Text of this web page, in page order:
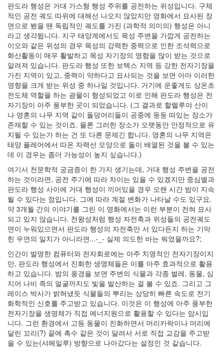
판도라 행성은 거대 가스형 행성 주위를 공전하는 위성입니다. 구체
적인 공전 궤도 따위에 대해선 나오지 않았지만 영화에서 묘사된 장
면으로 봤을 땐 독립적인 궤도를 가진 (과학적 의미의) 행성은 아니
라고 생각됩니다. 지구 태양계에서도 목성 주변을 가깝게 공전하는
이오와 같은 위성의 경우 목성의 강력한 중력으로 인한 조석력으로
화산활동이 매우 활발하고 목성 자기장의 영향을 많이 받는 것으로
알려져 있습니다. 판도라 행성 또한 보텍스 지역 등 강한 전자기장을
가진 지역이 있고, 중력이 약하다고 묘사되는 것을 보면 아마 이러한
영향을 크게 받는 위성 중 하나일 것입니다. 거기에 운좋게도 상온초
전도체 역할을 하는 광물이 형성되었고 이로 인해 판도라 행성은 전
자기장이 아주 풍부한 곳이 되었습니다. (그 결과로 할렐루야 산이
나 영혼의 나무 지역 같이 돌덩어리들이 공중에 둥둥 떠있는 장소가
존재할 수 있는 것이죠. 물론 그러한 장소가 오랫동안 안정적으로 유
지될 수 있는가 하는 건 또 다른 문제긴 합니다. 영혼의 나무 지역은
태양 플레어에서 따온 자력선 모양으로 돌이 배열된 것을 볼 수 있는
데 이 경우는 좀더 가능성이 높지 싶습니다.)
여기서 천문학적 궁금증이 한 가지 생기는데, 거대 행성 주변을 공전
하는 것이라면, 공전 주기에 따라 차이는 있을 수 있겠지만 중심별과
판도라 행성 사이에 거대 행성이 끼어있을 경우 오랜 시간 밤이 지속
될 수 있다는 점입니다. 그에 따라 계절 변화가 나타날 수도 있구요.
약 3개월 간의 이야기를 그린 이 영화에서는 이런 부분이 전혀 묘사
되고 있지 않습니다. 천왕성처럼 행성 자전축과 위성들의 공전궤도
면이 누워있으면서 판도라 행성의 자전축만 서 있다든지 하는 기막
힌 우연의 일치가 아니라면...-_- 실제 의도한 바는 뭐였을까요?;
인간이 발명한 컴퓨터와 전자회로에는 아주 치명적인 전자기장이지
만, 판도라 행성에서 진화한 생명체들은 이를 아주 효과적으로 활용
하고 있습니다. 밤의 풍경을 보면 주변의 식물과 각종 벌레, 동물, 심
지어 나비 족의 얼굴까지도 빛을 발산하는 걸 볼 수 있죠. 그리고 그
레이스 박사가 밝혀냈듯 식물들의 뿌리는 상당히 빠른 속도로 전기
화학적인 신호를 주고받고 있습니다. 이것은 이 행성에 아주 풍부한
전자기장을 생명체가 직접 에너지원으로 활용할 수 있다는 암시입
니다. 그런 환경에서 고등 동물이 진화하면서 머리카락이나 머리에
달린 꼬리(?) 끝에 촉수 같은 것이 달려서 서로 직접 교감을 주고받
을 수 있는(샤헤일루) 방향으로 나아갔다는 설정인 것 같습니다.
시
간
GUI
idea
웹
로
그
칼
루
아
정
하
업
그
레
드
프
레
임
애
니
이
켓
침
놀
맥
D-
WAR